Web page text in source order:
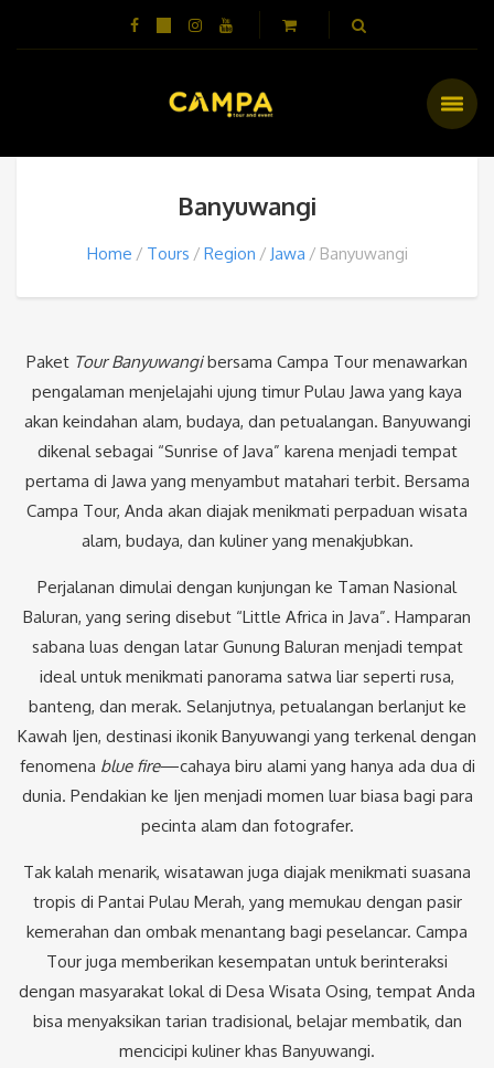
Banyuwangi
Home Tours Region Jawa Banyuwangi
Paket Tour Banyuwangibersama Campa Tour menawarkan
pengalaman menjelajahi ujung timur Pulau Jawa yang kaya
akan keindahan alam, budaya, dan petualangan. Banyuwangi
dikenal sebagai “Sunrise of Java” karena menjadi tempat
pertama di Jawa yang menyambut matahari terbit. Bersama
Campa Tour, Anda akan diajak menikmati perpaduan wisata
alam, budaya, dan kuliner yang menakjubkan.
Perjalanan dimulai dengan kunjungan ke Taman Nasional
Baluran, yang sering disebut “Little Africa in Java”. Hamparan
sabana luas dengan latar Gunung Baluran menjadi tempat
ideal untuk menikmati panorama satwa liar seperti rusa,
banteng, dan merak. Selanjutnya, petualangan berlanjut ke
Kawah Ijen, destinasi ikonik Banyuwangi yang terkenal dengan
fenomena blue fire—cahaya biru alami yang hanya ada dua di
dunia. Pendakian ke Ijen menjadi momen luar biasa bagi para
pecinta alam dan fotografer.
Tak kalah menarik, wisatawan juga diajak menikmati suasana
tropis di Pantai Pulau Merah, yang memukau dengan pasir
kemerahan dan ombak menantang bagi peselancar. Campa
Tour juga memberikan kesempatan untuk berinteraksi
dengan masyarakat lokal di Desa Wisata Osing, tempat Anda
bisa menyaksikan tarian tradisional, belajar membatik, dan
mencicipi kuliner khas Banyuwangi.